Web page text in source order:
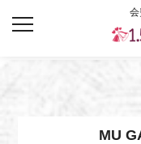
: Undefined array key
5jikaiparty.com/public_html/
MU